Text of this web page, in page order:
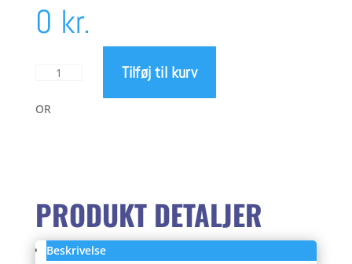
pris
var:
0 kr.
aktuelle
pris
1.349,00 kr..
Shimano
Ace
Tilføj til kurv
OR
PRODUKT DETALJER
Beskrivelse